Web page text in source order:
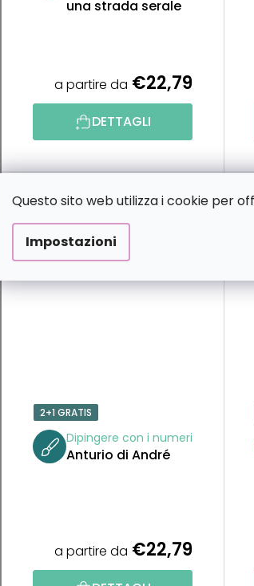
Questo sito web utilizza i cookie per
Impostazioni
O
T
T
I
una strada serale
a partire da €22,79
DETTAGLI
2+1 GRATIS
Dipingere con i numeri
Anturio di André
a partire da €22,79